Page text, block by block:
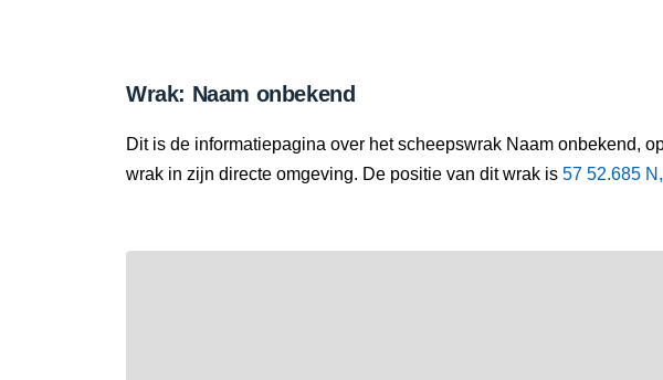
Wrak: Naam onbekend
Dit is de informatiepagina over het scheepswrak Naam onbekend,
wrak in zijn directe omgeving. De positie van dit wrak is 57 52.685